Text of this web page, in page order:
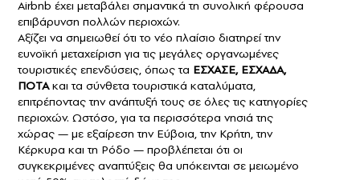
Airbnb έχει μεταβάλει σημαντικά τη συνολική φέρουσα
επιβάρυνση πολλών περιοχών.
Αξίζει να σημειωθεί ότι το νέο πλαίσιο διατηρεί την
ευνοϊκή μεταχείριση για τις μεγάλες οργανωμένες
τουριστικές επενδύσεις, όπως τα ΕΣΧΑΣΕ, ΕΣΧΑΔΑ,
ΠΟΤΑκαι τα σύνθετα τουριστικά καταλύματα,
επιτρέποντας την ανάπτυξή τους σε όλες τις κατηγορίες
περιοχών. Ωστόσο, για τα περισσότερα νησιά της
χώρας — με εξαίρεση την Εύβοια, την Κρήτη, την
Κέρκυρα και τη Ρόδο — προβλέπεται ότι οι
συγκεκριμένες αναπτύξεις θα υπόκεινται σε μειωμένο